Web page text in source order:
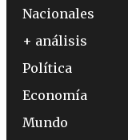
Nacionales
+ análisis
Política
Economía
Mundo